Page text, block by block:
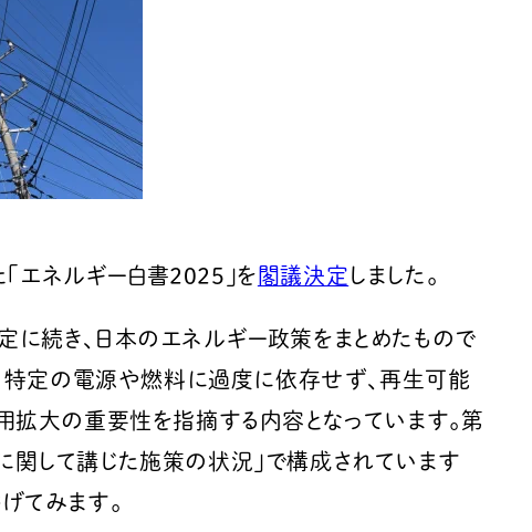
エネルギー白書2025」を 閣議決定 しました。
に続き、日本のエネルギー政策をまとめたもので
特定の電源や燃料に過度に依存せず、再生可能
拡大の重要性を指摘する内容となっています。第
関して講じた施策の状況」で構成されています
てみます。